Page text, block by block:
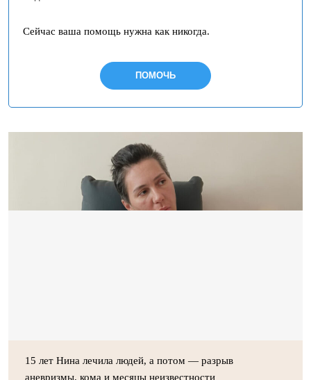
Сейчас ваша помощь нужна как никогда.
ПОМОЧЬ
15 лет Нина лечила людей, а потом — разрыв
аневризмы, кома и месяцы неизвестности